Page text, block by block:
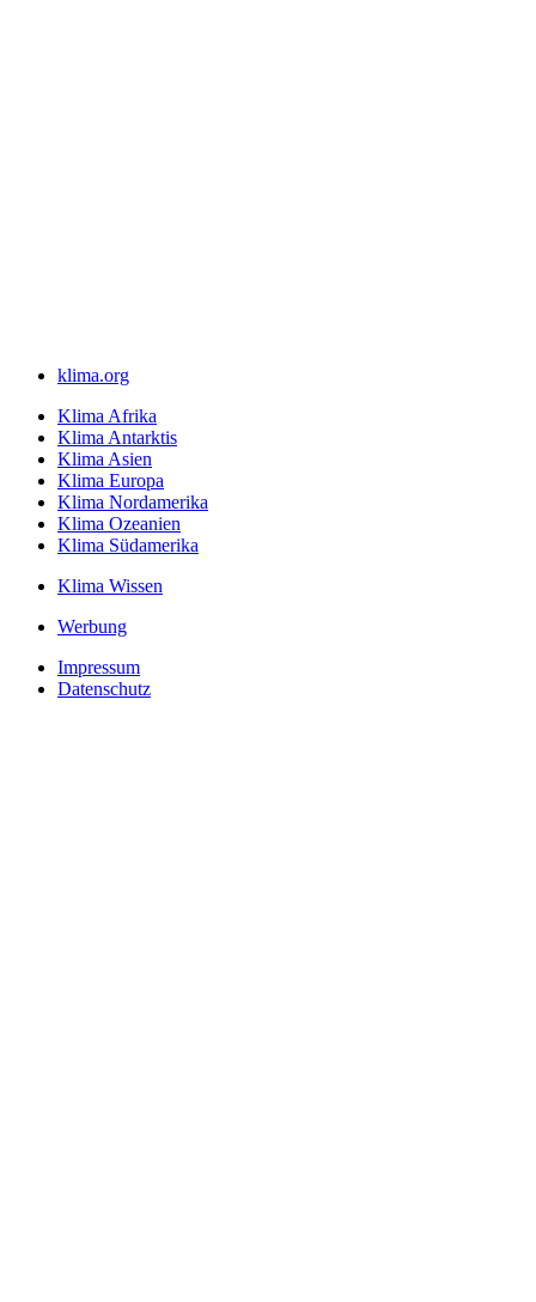
klima.org
Klima Afrika
Klima Antarktis
Klima Asien
Klima Europa
Klima Nordamerika
Klima Ozeanien
Klima Südamerika
Klima Wissen
Werbung
Impressum
Datenschutz